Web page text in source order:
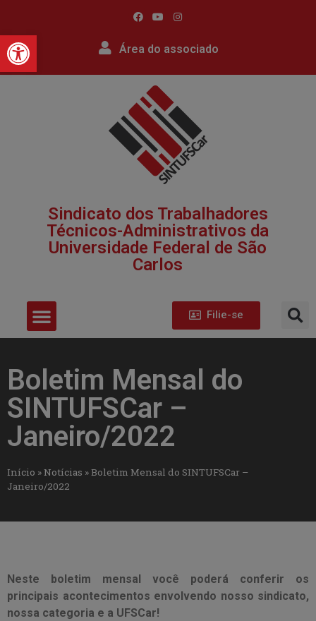
Barra de Ferramentas
Área do associado
Sindicato dos Trabalhadores
Técnicos-Administrativos da
Universidade Federal de São
Carlos​
Filie-se
Boletim Mensal do
SINTUFSCar –
Janeiro/2022
Início »Notícias »Boletim Mensal do SINTUFSCar –
Janeiro/2022
Neste boletim mensal você poderá conferir os
principais acontecimentos envolvendo nosso sindicato,
nossa categoria e a UFSCar!